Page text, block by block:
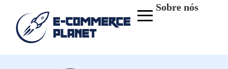
Sobre nós